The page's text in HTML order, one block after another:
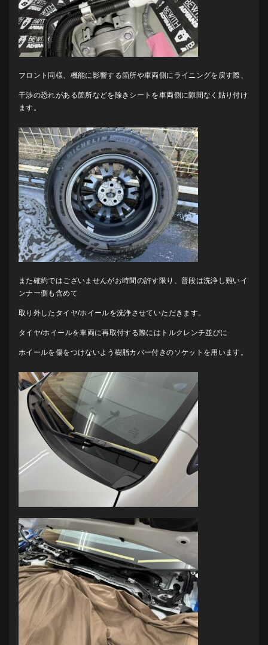
フロント同様、機能に影響する箇所や車両側にライニングを戻す際、
干渉の恐れがある箇所などを除きシートを車両側に隙間なく貼り付け
ます。
また確約ではございませんがお時間の許す限り、普段は洗浄し難いイ
ンナー側も含めて
取り外したタイヤ/ホイールを洗浄させていただきます。
タイヤ/ホイールを車両に再取付する際にはトルクレンチ並びに
ホイールを傷をつけないよう樹脂カバー付きのソケットを用います。